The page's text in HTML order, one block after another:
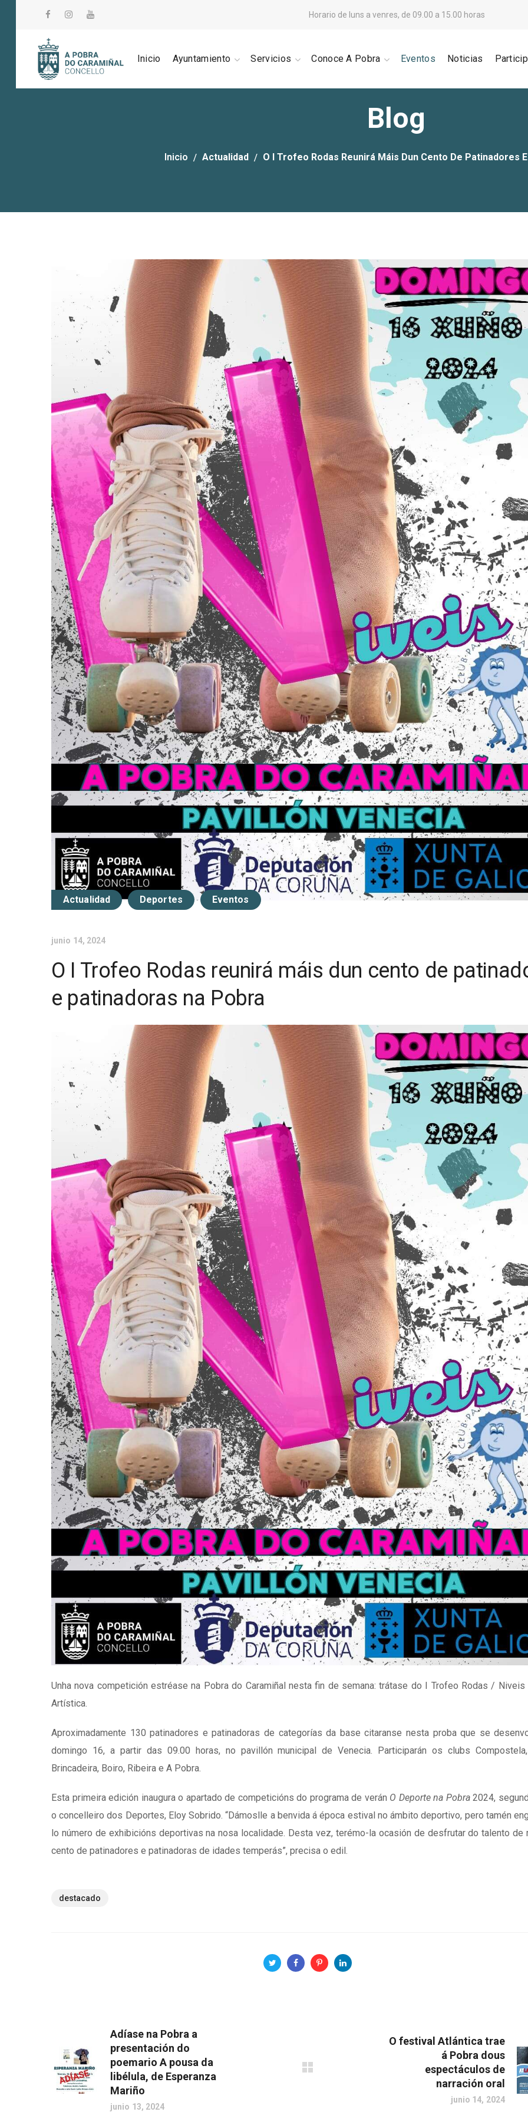
Horario de luns a venres, de 09.00 a 15.00 horas
Inicio Ayuntamiento Servicios Conoce A Pobra Eventos Noticias
Blog
Inicio Actualidad O I Trofeo Rodas Reunirá Máis Dun Cento De Patinadores
Actualidad Deportes Eventos
junio 14, 2024
O I Trofeo Rodas reunirá máis dun cento de
e patinadoras na Pobra
Unha nova competición estréase na Pobra do Caramiñal nesta fin de semana: trátase do I Trofeo Rodas / Niveis
Artística.
Aproximadamente 130 patinadores e patinadoras de categorías da base citaranse nesta proba que se
domingo 16, a partir das 09.00 horas, no pavillón municipal de Venecia. Participarán os clubs
Brincadeira, Boiro, Ribeira e A Pobra.
Esta primeira edición inaugura o apartado de competicións do programa de verán O Deporte na Pobra2024,
o concelleiro dos Deportes, Eloy Sobrido. “Dámoslle a benvida á época estival no ámbito deportivo, pero tamén
lo número de exhibicións deportivas na nosa localidade. Desta vez, terémo-la ocasión de desfrutar do talento de
cento de patinadores e patinadoras de idades temperás”, precisa o edil.
destacado
Adíase na Pobra a
presentación do
poemario A pousa da
libélula, de Esperanza
Mariño
junio 13, 2024
O festival Atlántica trae
á Pobra dous
espectáculos de
narración oral
junio 14, 2024